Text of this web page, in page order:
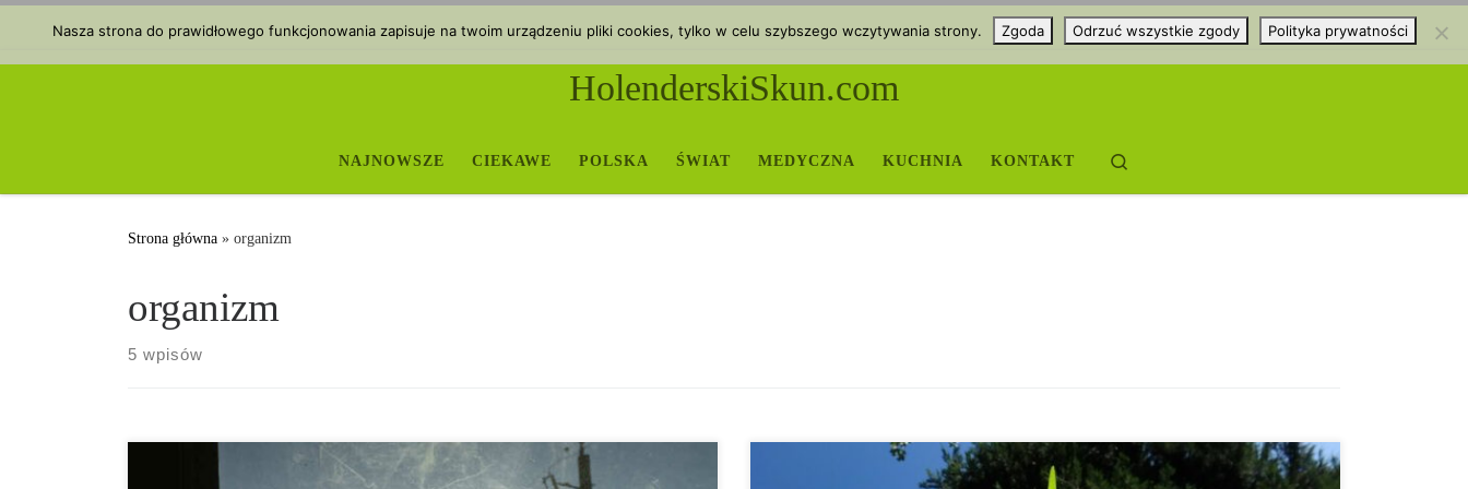
Przejdź do treści
HolenderskiSkun.com
NAJNOWSZE CIEKAWE POLSKA ŚWIAT MEDYCZNA KUCHNIA KONTAKT
Strona główna » organizm
organizm
5 wpisów
Nasza strona do prawidłowego funkcjonowania zapisuje na twoim urządzeniu pliki cookies, tylko w celu szybszego wczytywania strony. Zgoda Odrzuć wszystkie zgody Polityka prywatności